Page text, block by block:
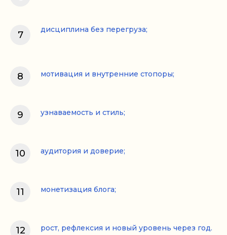
дисциплина без перегруза;
мотивация и внутренние стопоры;
узнаваемость и стиль;
аудитория и доверие;
монетизация блога;
рост, рефлексия и новый уровень через год.